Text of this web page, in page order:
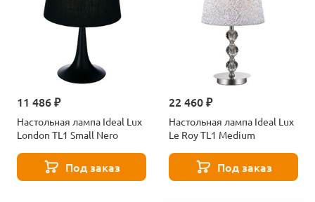
11 486 ₽
Настольная лампа Ideal Lux
London TL1 Small Nero
Под заказ
22 460 ₽
Настольная лампа Ideal Lux
Le Roy TL1 Medium
Под заказ